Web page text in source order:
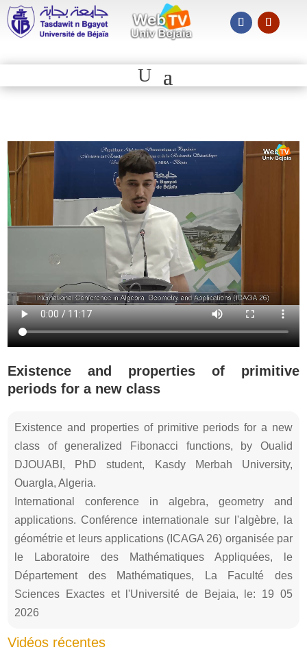
Existence and properties of primitive
periods for a new class
Existence and properties of primitive periods for a new
class of generalized Fibonacci functions, by Oualid
DJOUABI, PhD student, Kasdy Merbah University,
Ouargla, Algeria.
International conference in algebra, geometry and
applications. Conférence internationale sur l'algèbre, la
géométrie et leurs applications (ICAGA 26) organisée par
le Laboratoire des Mathématiques Appliquées, le
Département des Mathématiques, La Faculté des
Sciences Exactes et l'Université de Bejaia, le: 19 05
2026
Vidéos récentes